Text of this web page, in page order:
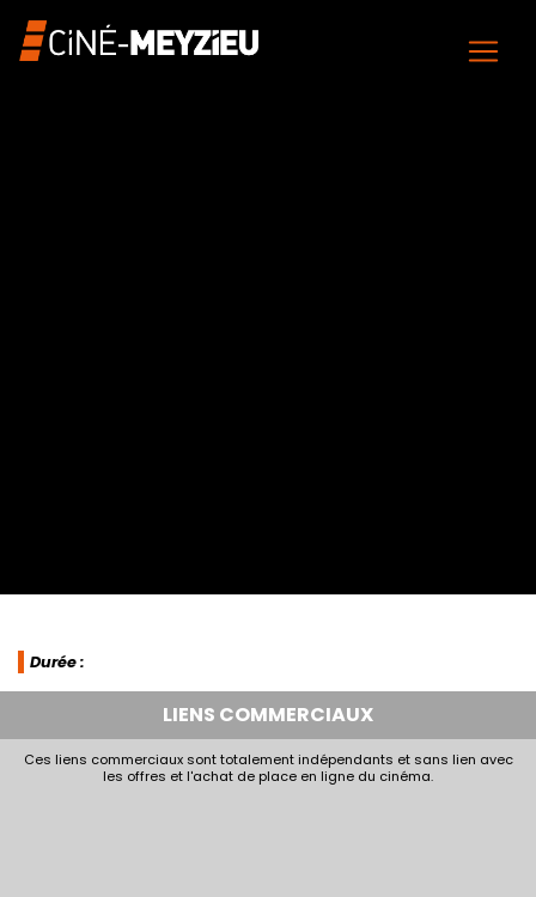
Durée :
LIENS COMMERCIAUX
Ces liens commerciaux sont totalement indépendants et sans lien avec
les offres et l'achat de place en ligne du cinéma.